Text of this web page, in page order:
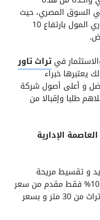
السوق المصري، حيث
شيدت شركة العزيز للتطوير العقاري المول بارتفاع 10
فيتراث تاور
يعتبرها خبراء
و أعلى أصول شركة
طلبا وإقبالا من
الإدارية
و تقسيط مريحة
للعملاء تمتد حتى 10 سنوات مع 10% فقط مقدم من سعر
الوحدة، تبدأ المساحات في مول تراث من 30 متر و بسعر